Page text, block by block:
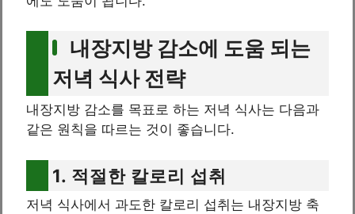
내장지방 감소에 도움 되는
저녁 식사 전략
내장지방 감소를 목표로 하는 저녁 식사는 다음과
같은 원칙을 따르는 것이 좋습니다.
1. 적절한 칼로리 섭취
저녁 식사에서 과도한 칼로리 섭취는 내장지방 축